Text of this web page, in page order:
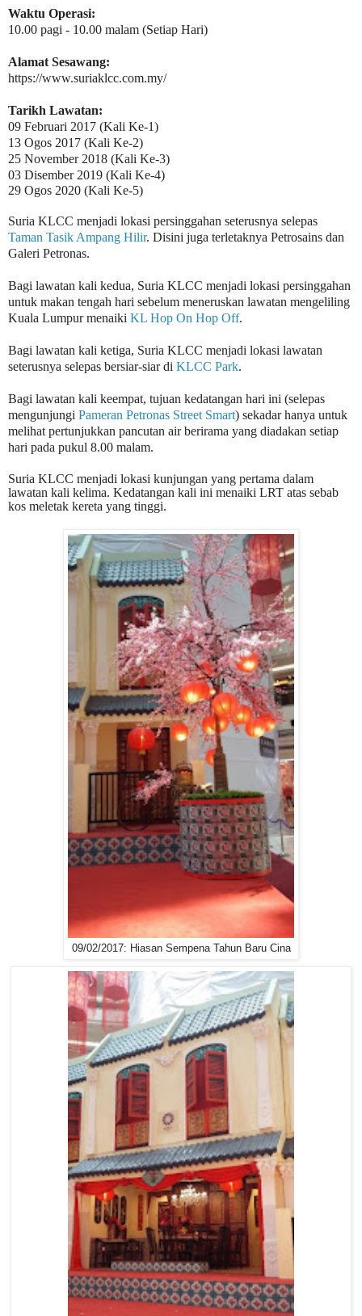
Waktu Operasi:
10.00 pagi - 10.00 malam (Setiap Hari)
Alamat Sesawang:
https://www.suriaklcc.com.my/
Tarikh Lawatan:
09 Februari 2017 (Kali Ke-1)
13 Ogos 2017 (Kali Ke-2)
25 November 2018 (Kali Ke-3)
03 Disember 2019 (Kali Ke-4)
29 Ogos 2020 (Kali Ke-5)
Suria KLCC menjadi lokasi persinggahan seterusnya selepas
Taman Tasik Ampang Hilir. Disini juga terletaknya Petrosains dan
Galeri Petronas.
Bagi lawatan kali kedua, Suria KLCC menjadi lokasi persinggahan
untuk makan tengah hari sebelum meneruskan lawatan mengeliling
Kuala Lumpur menaiki KL Hop On Hop Off.
Bagi lawatan kali ketiga, Suria KLCC menjadi lokasi lawatan
seterusnya selepas bersiar-siar di KLCC Park.
Bagi lawatan kali keempat, tujuan kedatangan hari ini (selepas
mengunjungi Pameran Petronas Street Smart) sekadar hanya untuk
melihat pertunjukkan pancutan air berirama yang diadakan setiap
hari pada pukul 8.00 malam.
Suria KLCC menjadi lokasi kunjungan yang pertama dalam
lawatan kali kelima. Kedatangan kali ini menaiki LRT atas sebab
kos meletak kereta yang tinggi.
09/02/2017: Hiasan Sempena Tahun Baru Cina